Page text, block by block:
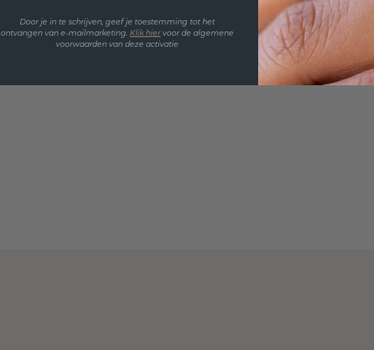
Door je in te schrijven, geef je toestemming tot het
ontvangen van e-mailmarketing. Klik hiervoor de algemene
voorwaarden van deze activatie